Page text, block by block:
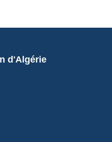
d'Algérie